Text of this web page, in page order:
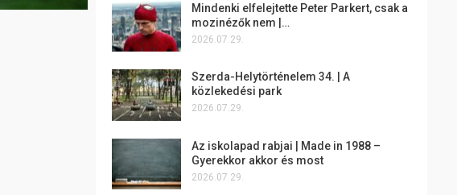
Mindenki elfelejtette Peter Parkert, csak a
mozinézők nem |…
2026.07.29.
Szerda-Helytörténelem 34. | A
közlekedési park
2026.07.29.
Az iskolapad rabjai | Made in 1988 –
Gyerekkor akkor és most
2026.07.29.